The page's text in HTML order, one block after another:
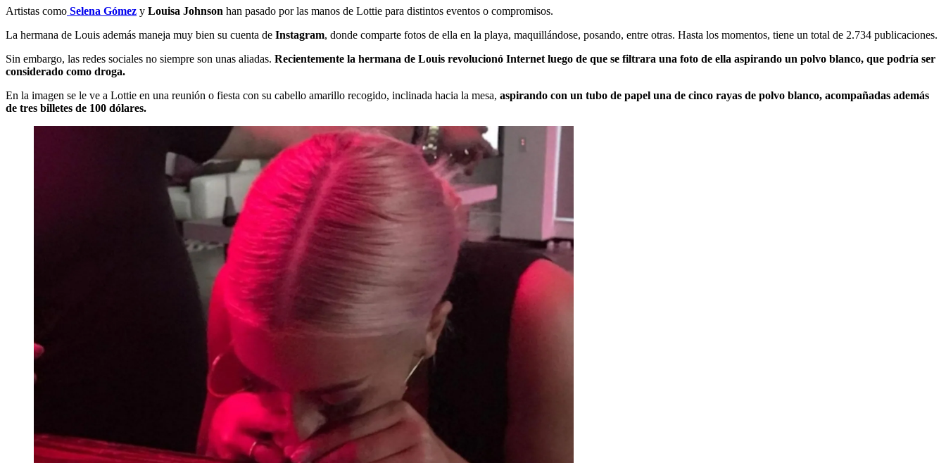
Artistas como Selena Gómez y Louisa Johnson han pasado por las manos de Lottie para distintos eventos o compromisos.
La hermana de Louis además maneja muy bien su cuenta de Instagram, donde comparte fotos de ella en la playa, maquillándose, posando, entre otras. Hasta los momentos, tiene un total de 2.734 publicaciones.
Sin embargo, las redes sociales no siempre son unas aliadas. Recientemente la hermana de Louis revolucionó Internet luego de que se filtrara una foto de ella aspirando un polvo blanco, que podría ser
considerado como droga.
En la imagen se le ve a Lottie en una reunión o fiesta con su cabello amarillo recogido, inclinada hacia la mesa, aspirando con un tubo de papel una de cinco rayas de polvo blanco, acompañadas además
de tres billetes de 100 dólares.